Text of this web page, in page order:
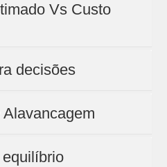
Vs Custo
decisões